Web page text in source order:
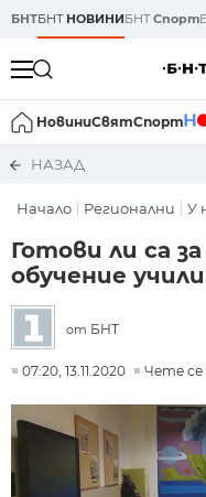
БНТБНТ НОВИНИБНТСпорт
НовиниСвятСпорт
НАЗАД
Начало Регионални У
Готови ли са
обучение
от БНТ
07:20, 13.11.2020 Чете се